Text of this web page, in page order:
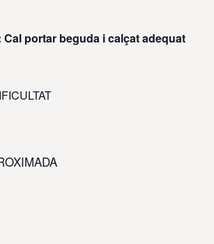
Cal portar beguda i calçat adequat